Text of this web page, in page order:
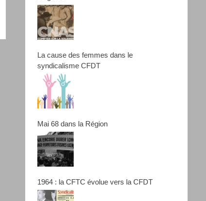
La cause des femmes dans le
syndicalisme CFDT
Mai 68 dans la Région
1964 : la CFTC évolue vers la CFDT